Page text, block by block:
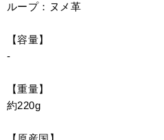
ループ：ヌメ革
【容量】
-
【重量】
約220g